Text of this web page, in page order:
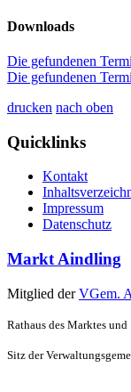
Downloads
Die gefundenen
Die gefundenen
drucken nach oben
Quicklinks
Kontakt
Impressum
Datenschutz
Markt Aindling
Mitglied derVGem.
Rathaus des Marktes und
Sitz der